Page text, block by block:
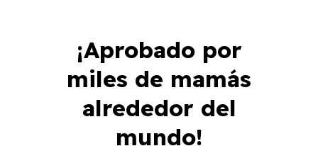
¡Aprobado por
miles de mamás
alrededor del
mundo!